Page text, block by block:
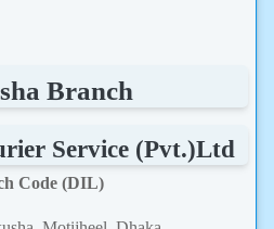
Branch
Service (Pvt.)Ltd
Code (DIL)